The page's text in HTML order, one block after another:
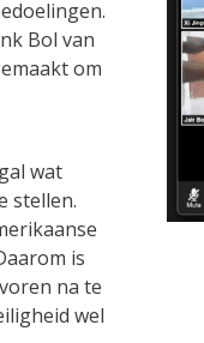
Bol van
om
wat
stellen.
is
na te
wel